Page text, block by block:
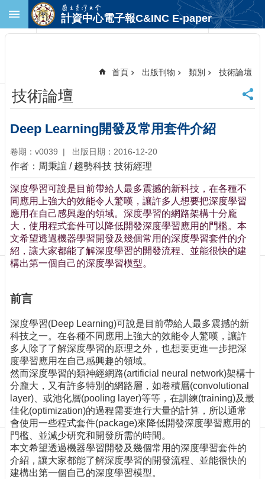
跳到主要內容區塊
首
頁
臺
大
首
頁
計
中
首
頁
聯
絡
資
訊
閱/
消
網
站
導
覽
最
新
消
息
關
於
計資中心電子報C&INC E-paper
首頁 出版刊物 類別 技術論壇
技術論壇
Deep Learning開發及常用套件介紹
卷期：v0039 出版日期：2016-12-20
作者：周秉誼 / 趨勢科技 技術經理
深度學習可說是目前帶給人最多震撼的新科技，在各種不
同應用上強大的效能令人驚嘆，讓許多人想要把深度學習
應用在自己感興趣的領域。深度學習的網路架構十分龐
大，使用程式套件可以降低開發深度學習應用的門檻。本
文希望透過機器學習開發及幾個常用的深度學習套件的介
紹，讓大家都能了解深度學習的開發流程、並能很快的建
構出第一個自己的深度學習模型。
前言
深度學習(Deep Learning)可說是目前帶給人最多震撼的新
科技之一。在各種不同應用上強大的效能令人驚嘆，讓許
多人除了了解深度學習的原理之外，也想要更進一步把深
度學習應用在自己感興趣的領域。
然而深度學習的類神經網路(artificial neural network)架構十
分龐大，又有許多特別的網路層，如卷積層(convolutional
layer)、或池化層(pooling layer)等等，在訓練(training)及最
佳化(optimization)的過程需要進行大量的計算，所以通常
會使用一些程式套件(package)來降低開發深度學習應用的
門檻、並減少研究和開發所需的時間。
本文希望透過機器學習開發及幾個常用的深度學習套件的
介紹，讓大家都能了解深度學習的開發流程、並能很快的
建構出第一個自己的深度學習模型。